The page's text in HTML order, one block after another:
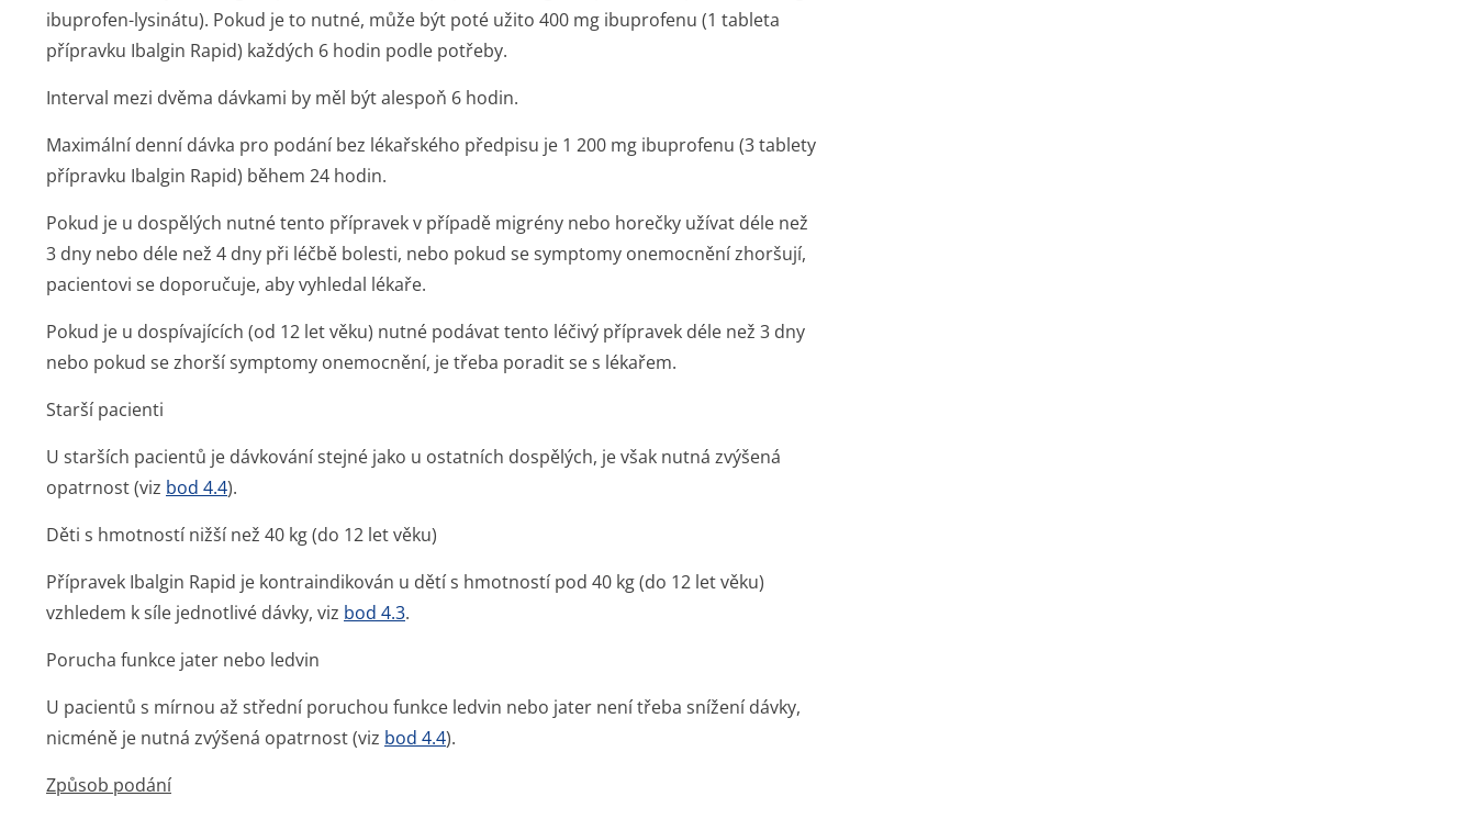
ibuprofen-lysinátu). Pokud je to nutné, může být poté užito 400 mg ibuprofenu (1 tableta
přípravku Ibalgin Rapid) každých 6 hodin podle potřeby.
Interval mezi dvěma dávkami by měl být alespoň 6 hodin.
Maximální denní dávka pro podání bez lékařského předpisu je 1 200 mg ibuprofenu (3 tablety
přípravku Ibalgin Rapid) během 24 hodin.
Pokud je u dospělých nutné tento přípravek v případě migrény nebo horečky užívat déle než
3 dny nebo déle než 4 dny při léčbě bolesti, nebo pokud se symptomy onemocnění zhoršují,
pacientovi se doporučuje, aby vyhledal lékaře.
Pokud je u dospívajících (od 12 let věku) nutné podávat tento léčivý přípravek déle než 3 dny
nebo pokud se zhorší symptomy onemocnění, je třeba poradit se s lékařem.
Starší pacienti
U starších pacientů je dávkování stejné jako u ostatních dospělých, je však nutná zvýšená
opatrnost (viz bod 4.4).
Děti s hmotností nižší než 40 kg (do 12 let věku)
Přípravek Ibalgin Rapid je kontraindikován u dětí s hmotností pod 40 kg (do 12 let věku)
vzhledem k síle jednotlivé dávky, viz bod 4.3.
Porucha funkce jater nebo ledvin
U pacientů s mírnou až střední poruchou funkce ledvin nebo jater není třeba snížení dávky,
nicméně je nutná zvýšená opatrnost (viz bod 4.4).
Způsob podání